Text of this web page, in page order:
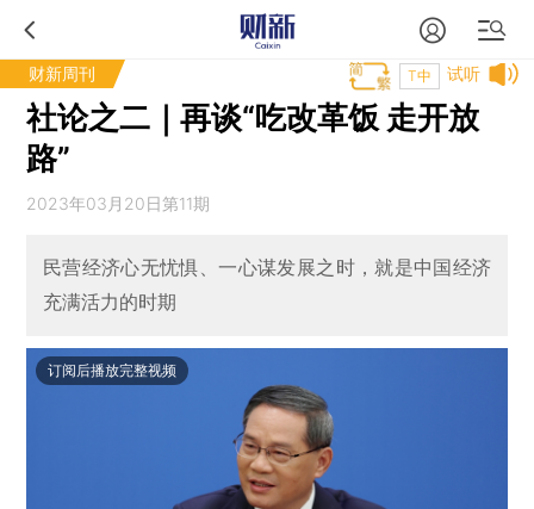
财新周刊 试听
T中
社论之二｜再谈“吃改革饭 走开放
路”
2023年03月20日第11期
民营经济心无忧惧、一心谋发展之时，就是中国经济
充满活力的时期
订阅后播放完整视频